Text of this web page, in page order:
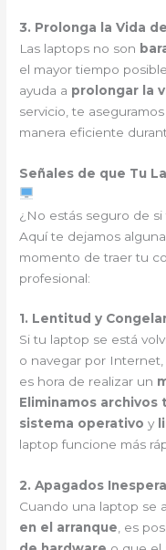
3. Prolonga la Vida
Las laptops no son
el mayor tiempo
ayuda a prolongar la
servicio, te
manera eficiente
Señales de que Tu
¿No estás seguro de
Aquí te dejamos
momento de traer tu
profesional:
1. Lentitud y
Si tu laptop se está
o navegar por Internet,
es hora de realizar un
Eliminamos archivos
sistema operativo y
laptop funcione más
2. Apagados
Cuando una laptop se
en el arranque, es